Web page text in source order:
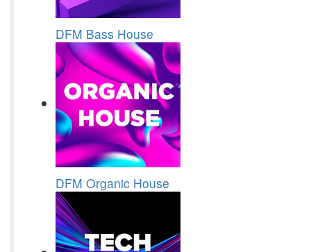
DFM Bass House
DFM Organic House